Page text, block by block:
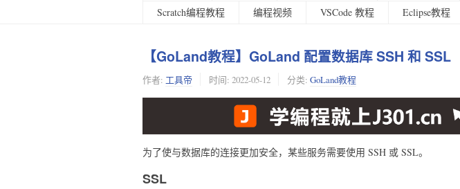
Scratch编程教程
编程视频 VSCode 教程 Eclipse教程
【GoLand教程】GoLand 配置数据库 SSH 和 SSL
作者: 工具帝 时间: 2022-05-12 分类: GoLand教程
为了使与数据库的连接更加安全，某些服务需要使用 SSH 或 SSL。
SSL